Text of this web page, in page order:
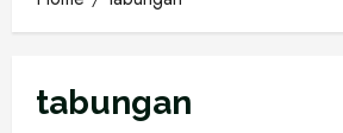
tabungan